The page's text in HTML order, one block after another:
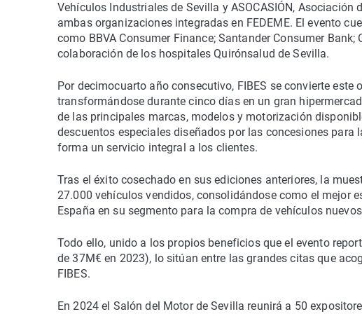
Vehículos Industriales de Sevilla y ASOCASIÓN,
ambas organizaciones integradas en FEDEME. El evento
como BBVA Consumer Finance; Santander Consumer
colaboración de los hospitales Quirónsalud de Sevilla.
Por decimocuarto año consecutivo, FIBES se convierte
transformándose durante cinco días en un gran
de las principales marcas, modelos y motorización
descuentos especiales diseñados por las concesiones
forma un servicio integral a los clientes.
Tras el éxito cosechado en sus ediciones anteriores, la
27.000 vehículos vendidos, consolidándose como el mejor
España en su segmento para la compra de vehículos
Todo ello, unido a los propios beneficios que el evento
de 37M€ en 2023), lo sitúan entre las grandes citas que
FIBES.
En 2024 el Salón del Motor de Sevilla reunirá a 50